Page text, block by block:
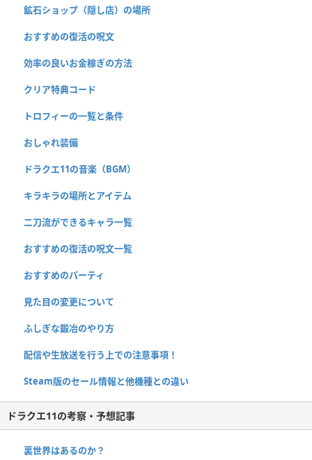
鉱石ショップ（隠し店）の場所
おすすめの復活の呪文
効率の良いお金稼ぎの方法
クリア特典コード
トロフィーの一覧と条件
おしゃれ装備
ドラクエ11の音楽（BGM）
キラキラの場所とアイテム
二刀流ができるキャラ一覧
おすすめの復活の呪文一覧
おすすめのパーティ
見た目の変更について
ふしぎな鍛冶のやり方
配信や生放送を行う上での注意事項！
Steam版のセール情報と他機種との違い
ドラクエ11の考察・予想記事
裏世界はあるのか？